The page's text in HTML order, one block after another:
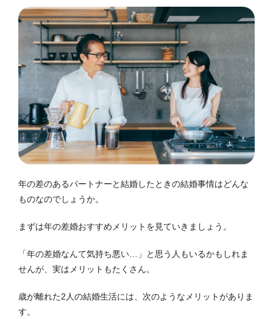
年の差のあるパートナーと結婚したときの結婚事情はどんな
ものなのでしょうか。
まずは年の差婚おすすめメリットを見ていきましょう。
「年の差婚なんて気持ち悪い…」と思う人もいるかもしれま
せんが、実はメリットもたくさん。
歳が離れた2人の結婚生活には、次のようなメリットがありま
す。